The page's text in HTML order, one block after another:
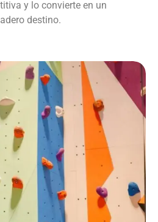
y lo convierte en un
destino.